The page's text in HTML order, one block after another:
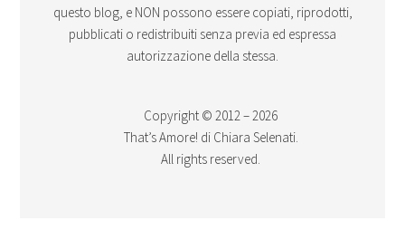
questo blog, e NON possono essere copiati, riprodotti,
pubblicati o redistribuiti senza previa ed espressa
autorizzazione della stessa.
Copyright © 2012 – 2026
That’s Amore! di Chiara Selenati.
All rights reserved.